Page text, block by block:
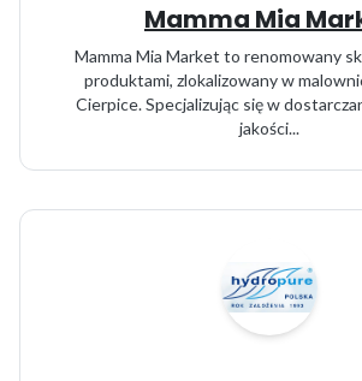
Mamma Mia
Mamma Mia Market to renomowany
produktami, zlokalizowany w
Cierpice. Specjalizując się w
jakości...